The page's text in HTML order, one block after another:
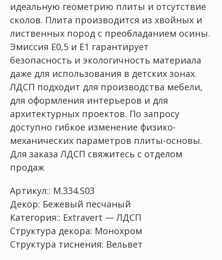
идеальную геометрию плиты и отсутствие
сколов. Плита производится из хвойных и
лиственных пород с преобладанием осины.
Эмиссия Е0,5 и Е1 гарантирует
безопасность и экологичность материала
даже для использования в детских зонах.
ЛДСП подходит для производства мебели,
для оформления интерьеров и для
архитектурных проектов. По запросу
доступно гибкое изменение физико-
механических параметров плиты-основы.
Для заказа ЛДСП свяжитесь с отделом
продаж
Артикул:: M.334.S03
Декор: Бежевый песчаный
Категория:: Extravert — ЛДСП
Структура декора: Монохром
Структура тиснения: Вельвет